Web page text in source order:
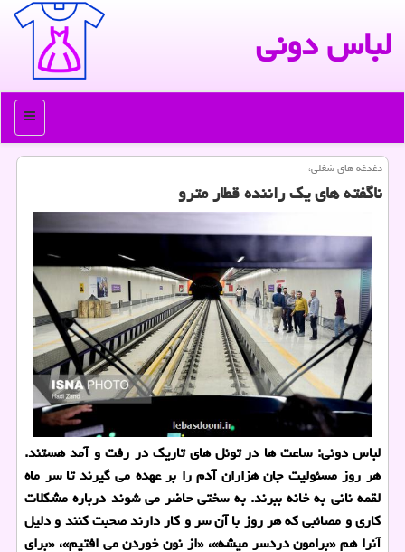
لباس دونی
منو
دغدغه های شغلی،
ناگفته های یك راننده قطار مترو
لباس دونی: ساعت ها در تونل های تاریك در رفت و آمد هستند.
هر روز مسئولیت جان هزاران آدم را بر عهده می گیرند تا سر ماه
لقمه نانی به خانه ببرند. به سختی حاضر می شوند درباره مشكلات
كاری و مصائبی كه هر روز با آن سر و كار دارند صحبت كنند و دلیل
آنرا هم «برامون دردسر میشه»، «از نون خوردن می افتیم»، «برای